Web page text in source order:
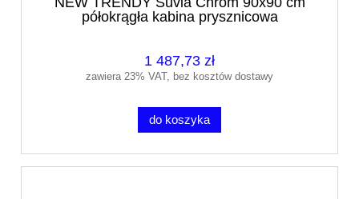
półokrągła kabina prysznicowa
1 487,73 zł
zawiera 23% VAT, bez kosztów dostawy
do koszyka